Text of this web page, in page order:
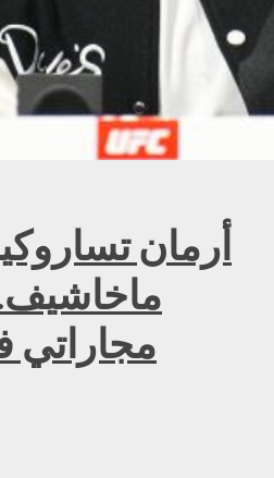
أرمان
مجاراتي